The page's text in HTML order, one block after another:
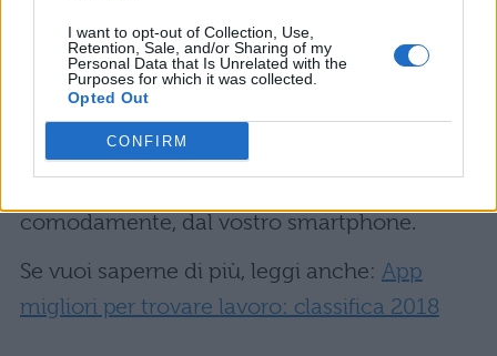
I want to opt-out of Collection, Use,
Retention, Sale, and/or Sharing of my
Personal Data that Is Unrelated with the
Purposes for which it was collected.
Opted Out
CONFIRM
che si occupano di reclutare il personale.
Inoltre, cosa da non sottovalutare
minimamente, è la ricerca del lavoro on line
consultando i migliori siti
comodamente, dal vostro smartphone.
Se vuoi saperne di più, leggi anche: App
migliori per trovare lavoro: classifica 2018